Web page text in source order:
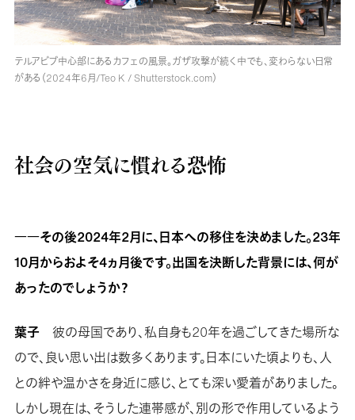
テルアビブ中心部にあるカフェの風景。ガザ攻撃が続く中でも、変わらない日常
がある（2024年6月/Teo K / Shutterstock.com）
社会の空気に慣れる恐怖
――その後2024年2月に、日本への移住を決めました。23年
10月からおよそ4ヵ月後です。出国を決断した背景には、何が
あったのでしょうか？
葉子 彼の母国であり、私自身も20年を過ごしてきた場所な
ので、良い思い出は数多くあります。日本にいた頃よりも、人
との絆や温かさを身近に感じ、とても深い愛着がありました。
しかし現在は、そうした連帯感が、別の形で作用しているよう